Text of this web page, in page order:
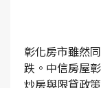
彰化房市雖然
跌。中信房屋
炒房與限貸政